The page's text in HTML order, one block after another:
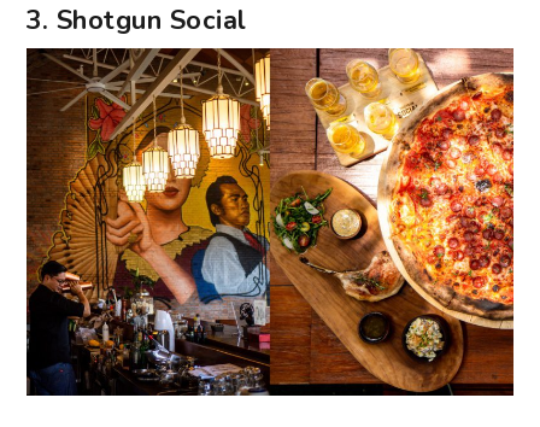
3. Shotgun Social